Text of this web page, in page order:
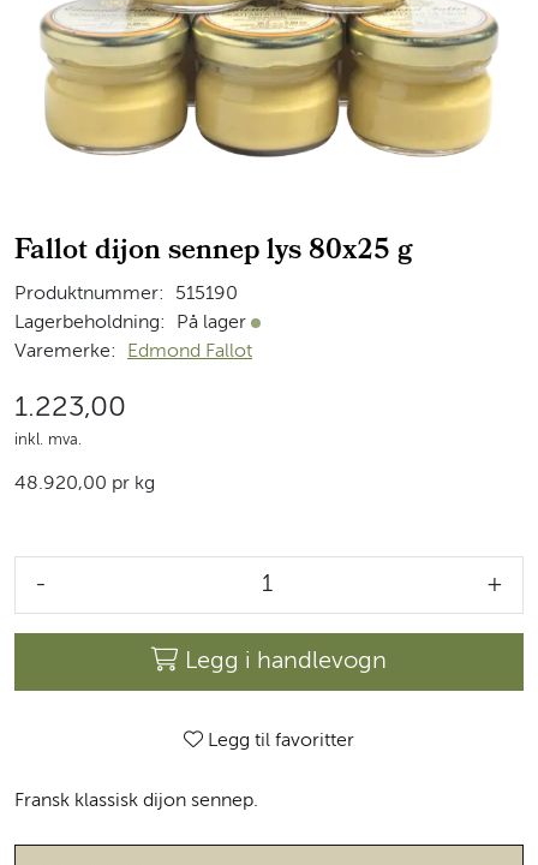
Fallot dijon sennep lys 80x25 g
Produktnummer:
515190
Lagerbeholdning:
På lager På lager
Varemerke: Edmond Fallot
1.223,00
inkl. mva.
48.920,00 pr kg
- +
Legg i handlevogn
Legg til favoritter
Fransk klassisk dijon sennep.